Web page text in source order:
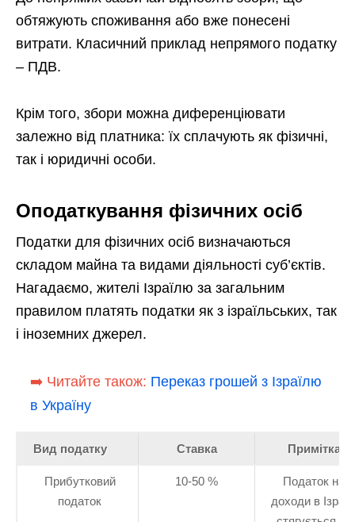
обтяжують споживання або вже понесені
витрати. Класичний приклад непрямого податку
– ПДВ.
Крім того, збори можна диференціювати
залежно від платника: їх сплачують як фізичні,
так і юридичні особи.
Оподаткування фізичних осіб
Податки для фізичних осіб визначаються
складом майна та видами діяльності суб’єктів.
Нагадаємо, жителі Ізраїлю за загальним
правилом платять податки як з ізраїльських, так
і іноземних джерел.
➡️ Читайте також: Переказ грошей з Ізраїлю
в Україну
Вид податку Ставка Примітка
Прибутковий
податок
10-50 %
Податок на
доходи в